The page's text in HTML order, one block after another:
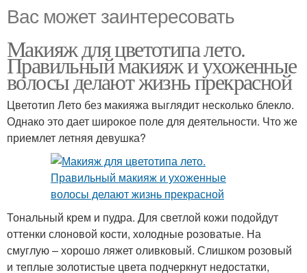
Вас может заинтересовать
Макияж для цветотипа лето.
Правильный макияж и ухоженные
волосы делают жизнь прекрасной
Цветотип Лето без макияжа выглядит несколько блекло.
Однако это дает широкое поле для деятельности. Что же
приемлет летняя девушка?
Тональный крем и пудра. Для светлой кожи подойдут
оттенки слоновой кости, холодные розоватые. На
смуглую – хорошо ляжет оливковый. Слишком розовый
и теплые золотистые цвета подчеркнут недостатки,